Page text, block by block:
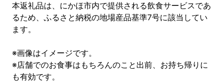
本返礼品は、にかほ市内で提供される飲食サービスであ
るため、ふるさと納税の地場産品基準7号に該当してい
ます。
※画像はイメージです。
※店舗でのお食事はもちろんのこと出前、お持ち帰りに
も有効です。